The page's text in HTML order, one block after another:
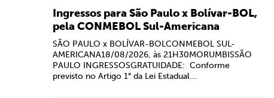
Ingressos para São Paulo x Bolívar-BOL,
pela CONMEBOL Sul-Americana
SÃO PAULO x BOLÍVAR-BOLCONMEBOL SUL-
AMERICANA18/08/2026, às 21H30MORUMBISSÃO
PAULO INGRESSOSGRATUIDADE: Conforme
previsto no Artigo 1° da Lei Estadual...